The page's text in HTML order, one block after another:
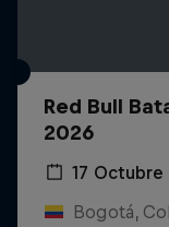
Red Bull
2026
17 Octubre
Bogotá,